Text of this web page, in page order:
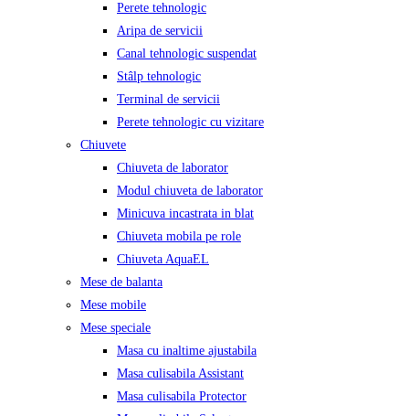
Perete tehnologic
Aripa de servicii
Canal tehnologic suspendat
Stâlp tehnologic
Terminal de servicii
Perete tehnologic cu vizitare
Chiuvete
Chiuveta de laborator
Modul chiuveta de laborator
Minicuva incastrata in blat
Chiuveta mobila pe role
Chiuveta AquaEL
Mese de balanta
Mese mobile
Mese speciale
Masa cu inaltime ajustabila
Masa culisabila Assistant
Masa culisabila Protector